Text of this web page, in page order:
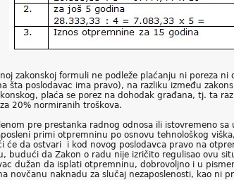
zakonskoj formuli ne podleže plaćanju ni poreza
šta poslodavac ima pravo), na razliku između
plaća se porez na dohodak građana, tj. ta
20% normiranih troškova.
pre prestanka radnog odnosa ili istovremeno
primi otpremninu po osnovu tehnološkog
će da ostvari i kod novog poslodavca pravo na
budući da Zakon o radu nije izričito regulisao ovu
dužan da isplati otpremninu, dobrovoljno i u
novčanu naknadu za slučaj nezaposlenosti, kao ni